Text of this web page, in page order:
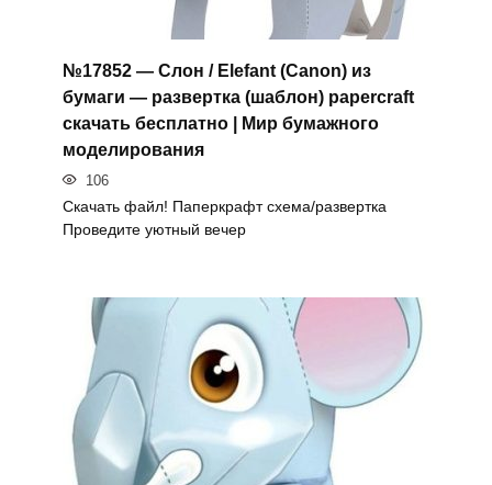
№17852 — Слон / Elefant (Canon) из
бумаги — развертка (шаблон) papercraft
скачать бесплатно | Мир бумажного
моделирования
106
Скачать файл! Паперкрафт схема/развертка
Проведите уютный вечер